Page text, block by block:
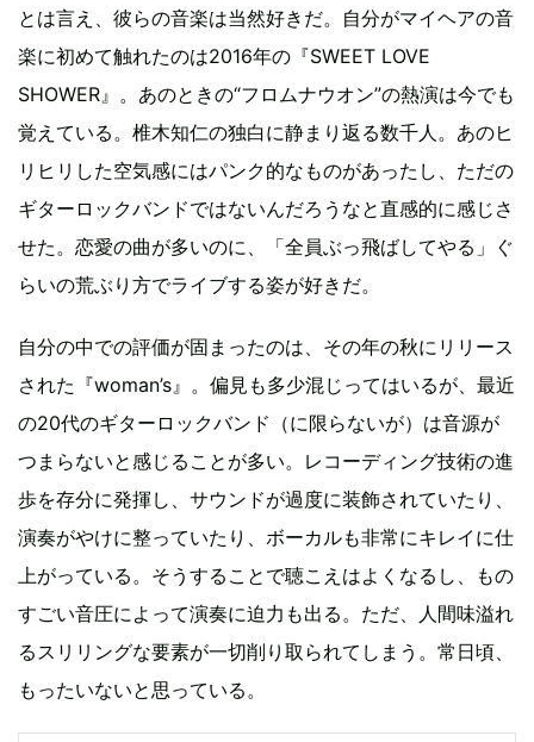
とは言え、彼らの音楽は当然好きだ。自分がマイヘアの音
楽に初めて触れたのは2016年の『SWEET LOVE
SHOWER』。あのときの“フロムナウオン”の熱演は今でも
覚えている。椎木知仁の独白に静まり返る数千人。あのヒ
リヒリした空気感にはパンク的なものがあったし、ただの
ギターロックバンドではないんだろうなと直感的に感じさ
せた。恋愛の曲が多いのに、「全員ぶっ飛ばしてやる」ぐ
らいの荒ぶり方でライブする姿が好きだ。
自分の中での評価が固まったのは、その年の秋にリリース
された『woman’s』。偏見も多少混じってはいるが、最近
の20代のギターロックバンド（に限らないが）は音源が
つまらないと感じることが多い。レコーディング技術の進
歩を存分に発揮し、サウンドが過度に装飾されていたり、
演奏がやけに整っていたり、ボーカルも非常にキレイに仕
上がっている。そうすることで聴こえはよくなるし、もの
すごい音圧によって演奏に迫力も出る。ただ、人間味溢れ
るスリリングな要素が一切削り取られてしまう。常日頃、
もったいないと思っている。